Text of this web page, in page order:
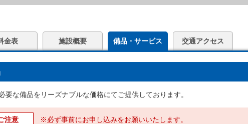
金表 施設概要 備品・サービス 交通アクセス
要な備品をリーズナブルな価格にてご提供しております。
注意 ※必ず事前にお申し込みをお願いいたします。